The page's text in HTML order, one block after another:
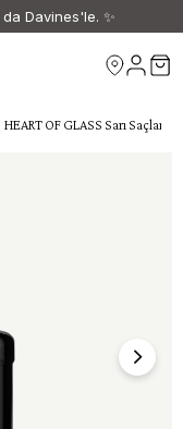
Davines'le. ✨